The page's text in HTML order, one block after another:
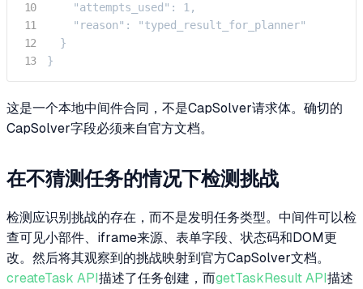
    "attempts_used": 1,
    "reason": "typed_result_for_planner"
  }
}
这是一个本地中间件合同，不是CapSolver请求体。确切的
CapSolver字段必须来自官方文档。
在不猜测任务的情况下检测挑战
检测应识别挑战的存在，而不是发明任务类型。中间件可以检
查可见小部件、iframe来源、表单字段、状态码和DOM更
改。然后将其观察到的挑战映射到官方CapSolver文档。
createTask API描述了任务创建，而getTaskResult API描述